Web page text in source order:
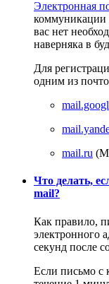
Электронная
коммуникации
вас нет
наверняка в
Для
одним из
mail.ru
Что делать,
mail?
Как правило,
электронного
секунд после
Если письмо с